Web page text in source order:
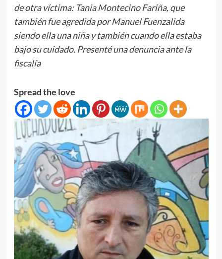
de otra víctima: Tania Montecino Fariña, que
también fue agredida por Manuel Fuenzalida
siendo ella una niña y también cuando ella estaba
bajo su cuidado. Presenté una denuncia ante la
fiscalía
Spread the love